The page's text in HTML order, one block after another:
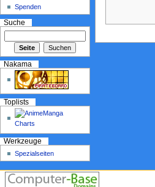
Spenden
Suche
Nakama
Toplists
Werkzeuge
Spezialseiten